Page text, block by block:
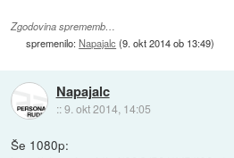
Zgodovina sprememb…
spremenilo:Napajalc (9. okt 2014 ob 13:49)
Napajalc
::9. okt 2014, 14:05
Še 1080p: